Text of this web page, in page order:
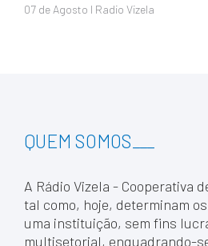
07 de Agosto I Radio Vizela
QUEM SOMOS
A Rádio Vizela - Cooperativa
tal como, hoje, determinam
uma instituição, sem fins
multisetorial, enquadrando-